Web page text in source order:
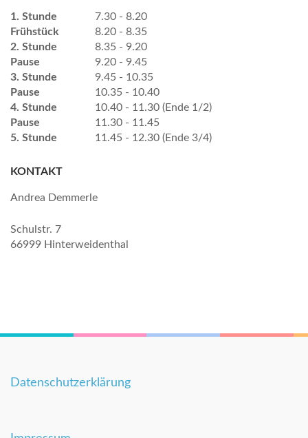
1. Stunde
7.30 - 8.20
Frühstück
8.20 - 8.35
2. Stunde
8.35 - 9.20
Pause
9.20 - 9.45
3. Stunde
9.45 - 10.35
Pause
10.35 - 10.40
4. Stunde
10.40 - 11.30 (Ende 1/2)
Pause
11.30 - 11.45
5. Stunde
11.45 - 12.30 (Ende 3/4)
KONTAKT
Andrea Demmerle
Schulstr. 7
66999 Hinterweidenthal
Datenschutzerklärung